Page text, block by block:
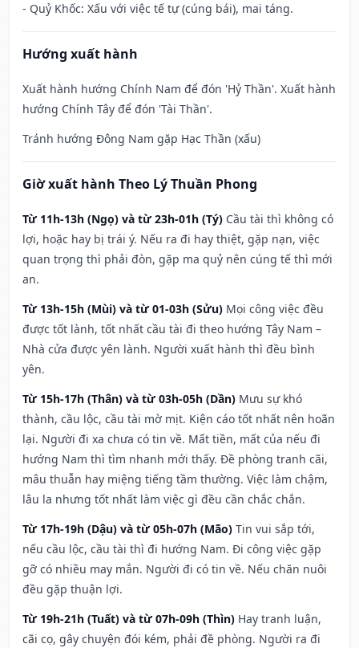
- Quỷ Khốc: Xấu với việc tế tự (cúng bái), mai táng.
Hướng xuất hành
Xuất hành hướng Chính Nam để đón 'Hỷ Thần'. Xuất hành
hướng Chính Tây để đón 'Tài Thần'.
Tránh hướng Đông Nam gặp Hạc Thần (xấu)
Giờ xuất hành Theo Lý Thuần Phong
Từ 11h-13h (Ngọ) và từ 23h-01h (Tý) Cầu tài thì không có
lợi, hoặc hay bị trái ý. Nếu ra đi hay thiệt, gặp nạn, việc
quan trọng thì phải đòn, gặp ma quỷ nên cúng tế thì mới
an.
Từ 13h-15h (Mùi) và từ 01-03h (Sửu) Mọi công việc đều
được tốt lành, tốt nhất cầu tài đi theo hướng Tây Nam –
Nhà cửa được yên lành. Người xuất hành thì đều bình
yên.
Từ 15h-17h (Thân) và từ 03h-05h (Dần) Mưu sự khó
thành, cầu lộc, cầu tài mờ mịt. Kiện cáo tốt nhất nên hoãn
lại. Người đi xa chưa có tin về. Mất tiền, mất của nếu đi
hướng Nam thì tìm nhanh mới thấy. Đề phòng tranh cãi,
mâu thuẫn hay miệng tiếng tầm thường. Việc làm chậm,
lâu la nhưng tốt nhất làm việc gì đều cần chắc chắn.
Từ 17h-19h (Dậu) và từ 05h-07h (Mão) Tin vui sắp tới,
nếu cầu lộc, cầu tài thì đi hướng Nam. Đi công việc gặp
gỡ có nhiều may mắn. Người đi có tin về. Nếu chăn nuôi
đều gặp thuận lợi.
Từ 19h-21h (Tuất) và từ 07h-09h (Thìn) Hay tranh luận,
cãi cọ, gây chuyện đói kém, phải đề phòng. Người ra đi